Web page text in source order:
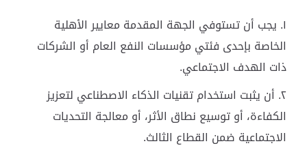
يجب أن تستوفي الجهة المقدمة معايير الأهلية
الخاصة بإحدى فئتي مؤسسات النفع العام أو الشركات
ذات الهدف الاجتماعي.
أن يثبت استخدام تقنيات الذكاء الاصطناعي لتعزيز
الكفاءة، أو توسيع نطاق الأثر، أو معالجة التحديات
الاجتماعية ضمن القطاع الثالث.